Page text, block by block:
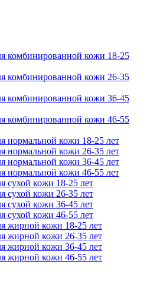
комбинированной кожи 18-25
комбинированной кожи 26-35
комбинированной кожи 36-45
комбинированной кожи 46-55
нормальной кожи 18-25 лет
нормальной кожи 26-35 лет
нормальной кожи 36-45 лет
нормальной кожи 46-55 лет
сухой кожи 18-25 лет
сухой кожи 26-35 лет
сухой кожи 36-45 лет
сухой кожи 46-55 лет
жирной кожи 18-25 лет
жирной кожи 26-35 лет
жирной кожи 36-45 лет
жирной кожи 46-55 лет